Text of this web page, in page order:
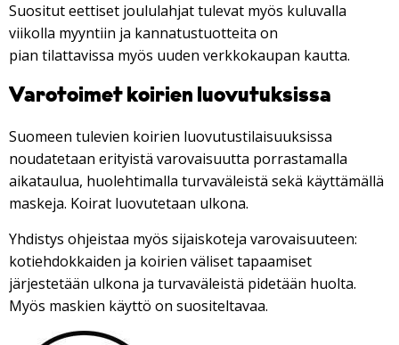
Suositut eettiset joululahjat tulevat myös kuluvalla
viikolla myyntiin ja kannatustuotteita on
pian tilattavissa myös uuden verkkokaupan kautta.
Varotoimet koirien luovutuksissa
Suomeen tulevien koirien luovutustilaisuuksissa
noudatetaan erityistä varovaisuutta porrastamalla
aikataulua, huolehtimalla turvaväleistä sekä käyttämällä
maskeja. Koirat luovutetaan ulkona.
Yhdistys ohjeistaa myös sijaiskoteja varovaisuuteen:
kotiehdokkaiden ja koirien väliset tapaamiset
järjestetään ulkona ja turvaväleistä pidetään huolta.
Myös maskien käyttö on suositeltavaa.